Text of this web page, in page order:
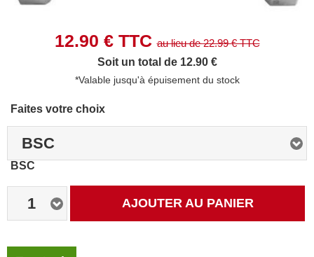
12.90 € TTCau lieu de22.99€ TTC
Soit un total de 12.90 €
*Valable jusqu'à épuisement du stock
Faites votre choix
BSC
BSC
1 AJOUTER AU PANIER